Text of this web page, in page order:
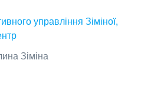
управління Зіміної,
Зіміна